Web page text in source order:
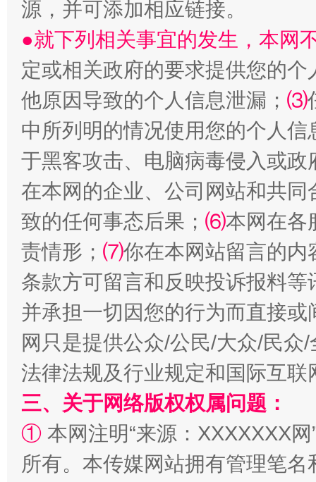
揭批美国五大"原罪" "炒
解纷+调解+退费，一次搞定
源，并可添加相应链接。
●就下列相关事宜的发生，本网
定或相关政府的要求提供您的个
他原因导致的个人信息泄漏； ⑶
中所列明的情况使用您的个人
于黑客攻击、电脑病毒侵入或
在本网的企业、公司网站和共
致的任何事态后果； ⑹本网在各
责情形； ⑺你在本网站留言的内
条款方可留言和反映投诉报料
并承担一切因您的行为而直接
网只是提供公众/公民/大众/民
法律法规及行业规定和国际互
三、关于网络版权权属问题：
① 本网注明“来源：XXXXXXX
所有。本传媒网站拥有管理笔